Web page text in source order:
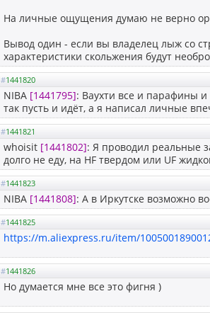
На личные ощущения думаю не верно
Вывод один - если вы владелец лыж со
характеристики скольжения будут
#1441820
NIBA [1441795]: Ваухти все и парафины
так пусть и идёт, а я написал личные
#1441821
whoisit [1441802]: Я проводил реальные
долго не еду, на HF твердом или UF
#1441823
NIBA [1441808]: А в Иркутске возможно
#1441825
https://m.aliexpress.ru/item/
#1441826
Но думается мне все это фигня )